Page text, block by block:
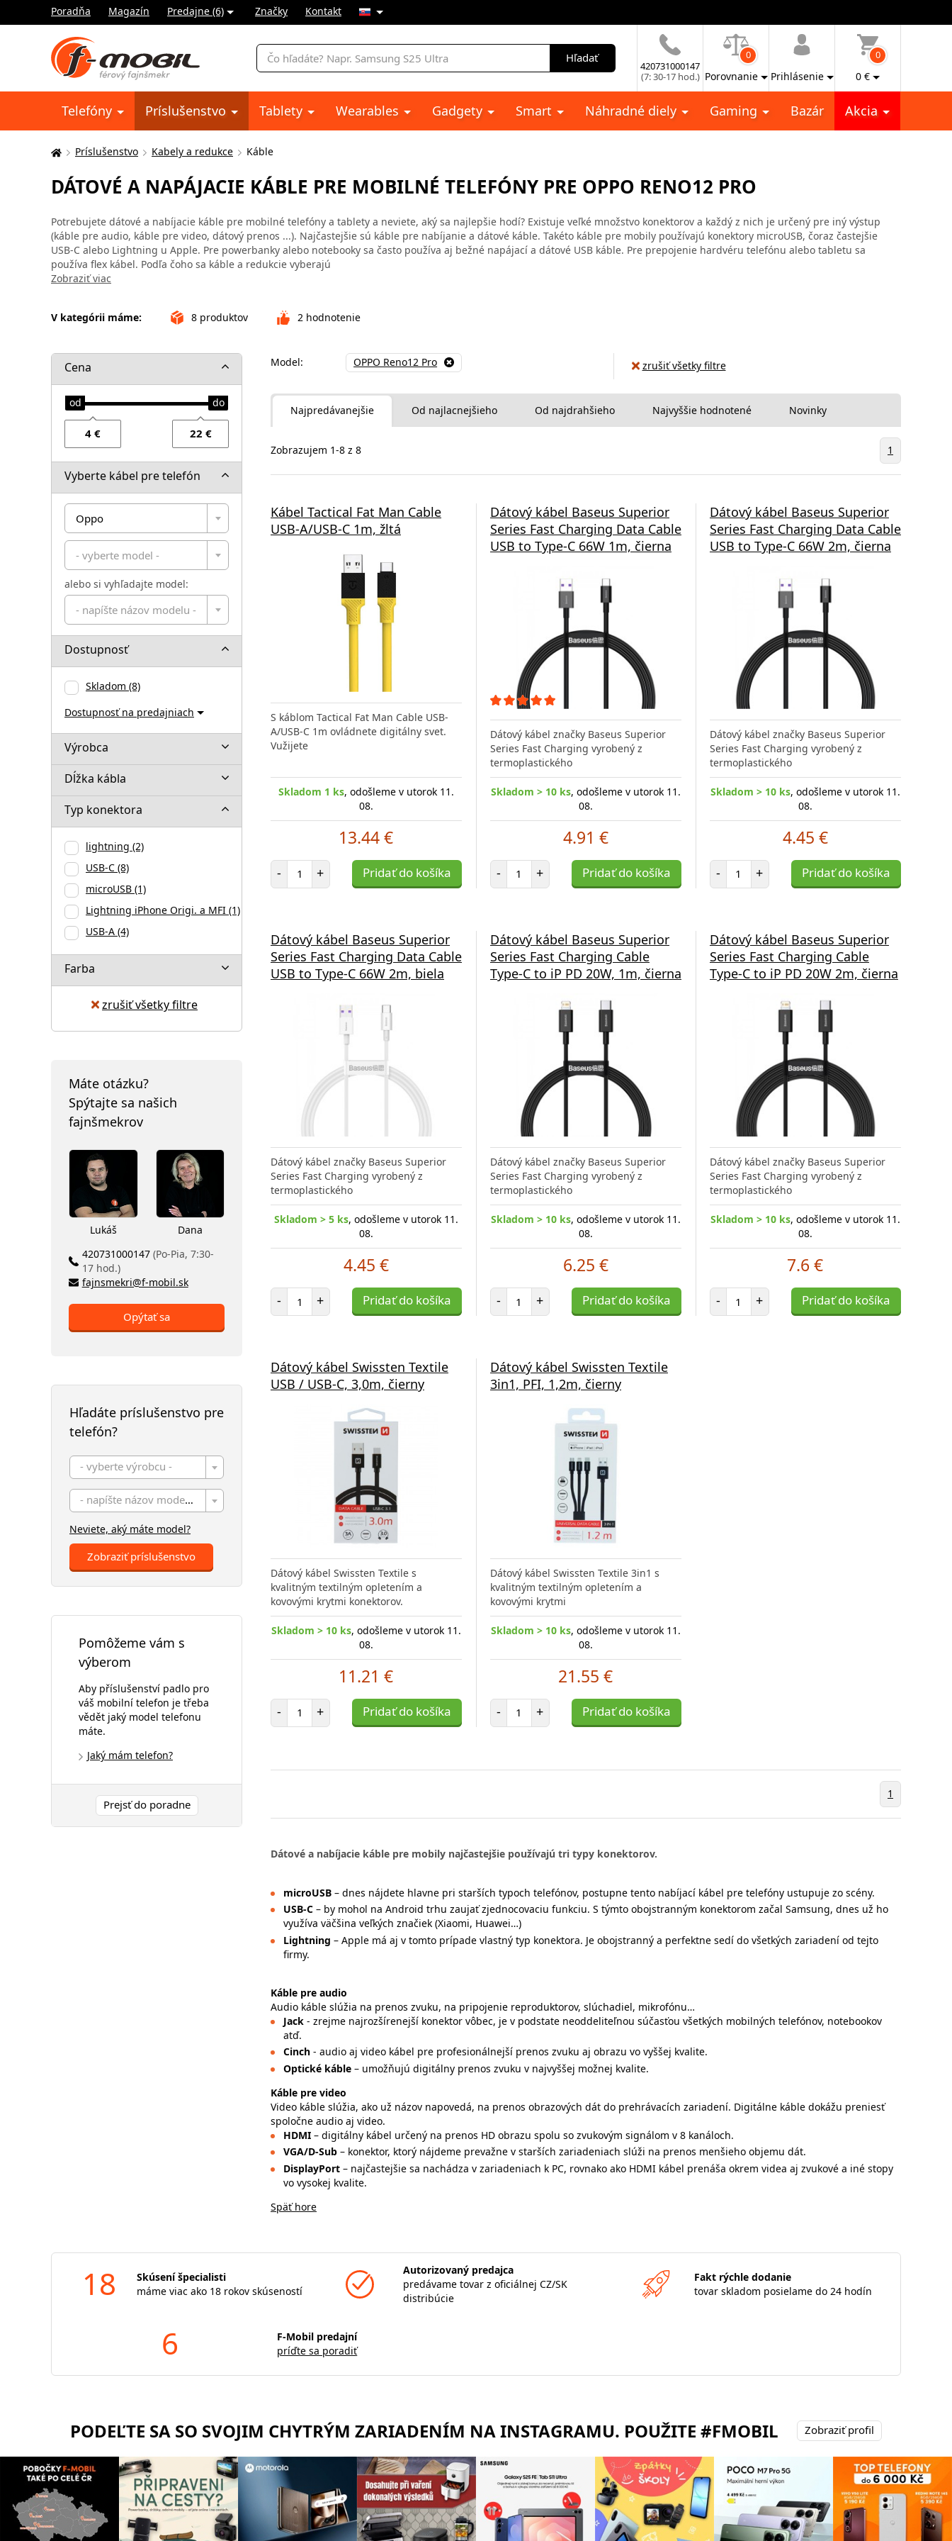
Poradňa Magazín Predajne (6) Značky Kontakt
Vyhľadávanie
Hľadať
420731000147
(7: 30-17 hod.)
0
Porovnanie Prihlásenie
0
0 €
Telefóny Príslušenstvo Tablety Wearables Gadgety Smart Náhradné diely Gaming Bazár Akcia
Tu
nachádzate:
Príslušenstvo Kabely a redukce Káble
DÁTOVÉ A NAPÁJACIE KÁBLE PRE MOBILNÉ TELEFÓNY PRE OPPO RENO12 PRO
Potrebujete dátové a nabíjacie káble pre mobilné telefóny a tablety a neviete, aký sa najlepšie hodí? Existuje veľké množstvo konektorov a každý z nich je určený pre iný výstup
(káble pre audio, káble pre video, dátový prenos ...). Najčastejšie sú káble pre nabíjanie a dátové káble. Takéto káble pre mobily používajú konektory microUSB, čoraz častejšie
USB-C alebo Lightning u Apple. Pre powerbanky alebo notebooky sa často používa aj bežné napájací a dátové USB káble. Pre prepojenie hardvéru telefónu alebo tabletu sa
používa flex kábel. Podľa čoho sa káble a redukcie vyberajú
Zobraziť viac
V kategórii máme: 8 produktov 2 hodnotenie
Cena
Vyberte kábel pre telefón
Oppo
- vyberte model -
alebo si vyhľadajte model:
- napíšte názov modelu -
Dostupnosť
Skladom (8)
Dostupnosť na predajniach
Výrobca
Dĺžka kábla
Typ konektora
lightning (2)
USB-C (8)
microUSB (1)
Lightning iPhone Origi. a MFI (1)
USB-A (4)
Farba
zrušiť všetky filtre
Máte otázku?
Spýtajte sa našich
fajnšmekrov
Lukáš
Dana
420731000147 (Po-Pia, 7:30-
17 hod.)
fajnsmekri@f-mobil.sk
Opýtať sa
Hľadáte príslušenstvo pre
telefón?
- vyberte výrobcu -
- napíšte názov modelu -
Neviete, aký máte model?
Zobraziť príslušenstvo
Pomôžeme vám s
výberom
Aby příslušenství padlo pro
váš mobilní telefon je třeba
vědět jaký model telefonu
máte.
Jaký mám telefon?
Prejsť do poradne
Model: OPPO Reno12 Pro zrušiť všetky filtre
Najpredávanejšie Od najlacnejšieho Od najdrahšieho Najvyššie hodnotené Novinky
Zobrazujem 1-8 z 8 1
Kábel Tactical Fat Man Cable
USB-A/USB-C 1m, žltá
S káblom Tactical Fat Man Cable USB-
A/USB-C 1m ovládnete digitálny svet.
Vužijete
Skladom 1 ks, odošleme v utorok 11.
08.
13.44 €
- Počet položiek
+ Pridať do košíka
Dátový kábel Baseus Superior
Series Fast Charging Data Cable
USB to Type-C 66W 1m, čierna
Dátový kábel značky Baseus Superior
Series Fast Charging vyrobený z
termoplastického
Skladom > 10 ks, odošleme v utorok 11.
08.
4.91 €
- Počet položiek
+ Pridať do košíka
Dátový kábel Baseus Superior
Series Fast Charging Data Cable
USB to Type-C 66W 2m, čierna
Dátový kábel značky Baseus Superior
Series Fast Charging vyrobený z
termoplastického
Skladom > 10 ks, odošleme v utorok 11.
08.
4.45 €
- Počet položiek
+ Pridať do košíka
Dátový kábel Baseus Superior
Series Fast Charging Data Cable
USB to Type-C 66W 2m, biela
Dátový kábel značky Baseus Superior
Series Fast Charging vyrobený z
termoplastického
Skladom > 5 ks, odošleme v utorok 11.
08.
4.45 €
- Počet položiek
+ Pridať do košíka
Dátový kábel Baseus Superior
Series Fast Charging Cable
Type-C to iP PD 20W, 1m, čierna
Dátový kábel značky Baseus Superior
Series Fast Charging vyrobený z
termoplastického
Skladom > 10 ks, odošleme v utorok 11.
08.
6.25 €
- Počet položiek
+ Pridať do košíka
Dátový kábel Baseus Superior
Series Fast Charging Cable
Type-C to iP PD 20W 2m, čierna
Dátový kábel značky Baseus Superior
Series Fast Charging vyrobený z
termoplastického
Skladom > 10 ks, odošleme v utorok 11.
08.
7.6 €
- Počet položiek
+ Pridať do košíka
Dátový kábel Swissten Textile
USB / USB-C, 3,0m, čierny
Dátový kábel Swissten Textile s
kvalitným textilným opletením a
kovovými krytmi konektorov.
Skladom > 10 ks, odošleme v utorok 11.
08.
11.21 €
- Počet položiek
+ Pridať do košíka
Dátový kábel Swissten Textile
3in1, PFI, 1,2m, čierny
Dátový kábel Swissten Textile 3in1 s
kvalitným textilným opletením a
kovovými krytmi
Skladom > 10 ks, odošleme v utorok 11.
08.
21.55 €
- Počet položiek
+ Pridať do košíka
1
Dátové a nabíjacie káble pre mobily najčastejšie používajú tri typy konektorov.
microUSB – dnes nájdete hlavne pri starších typoch telefónov, postupne tento nabíjací kábel pre telefóny ustupuje zo scény.
USB-C – by mohol na Android trhu zaujať zjednocovaciu funkciu. S týmto obojstranným konektorom začal Samsung, dnes už ho
využíva väčšina veľkých značiek (Xiaomi, Huawei…)
Lightning – Apple má aj v tomto prípade vlastný typ konektora. Je obojstranný a perfektne sedí do všetkých zariadení od tejto
firmy.
Káble pre audio
Audio káble slúžia na prenos zvuku, na pripojenie reproduktorov, slúchadiel, mikrofónu…
Jack - zrejme najrozšírenejší konektor vôbec, je v podstate neoddeliteľnou súčasťou všetkých mobilných telefónov, notebookov
atď.
Cinch - audio aj video kábel pre profesionálnejší prenos zvuku aj obrazu vo vyššej kvalite.
Optické káble – umožňujú digitálny prenos zvuku v najvyššej možnej kvalite.
Káble pre video
Video káble slúžia, ako už názov napovedá, na prenos obrazových dát do prehrávacích zariadení. Digitálne káble dokážu preniesť
spoločne audio aj video.
HDMI – digitálny kábel určený na prenos HD obrazu spolu so zvukovým signálom v 8 kanáloch.
VGA/D-Sub – konektor, ktorý nájdeme prevažne v starších zariadeniach slúži na prenos menšieho objemu dát.
DisplayPort – najčastejšie sa nachádza v zariadeniach k PC, rovnako ako HDMI kábel prenáša okrem videa aj zvukové a iné stopy
vo vysokej kvalite.
Späť hore
18
Skúsení špecialisti
máme viac ako 18 rokov skúseností
Autorizovaný predajca
predávame tovar z oficiálnej CZ/SK
distribúcie
Fakt rýchle dodanie
tovar skladom posielame do 24 hodín
6
F-Mobil predajní
príďte sa poradiť
PODEĽTE SA SO SVOJIM CHYTRÝM ZARIADENÍM NA INSTAGRAMU. POUŽITE #FMOBIL Zobraziť profil